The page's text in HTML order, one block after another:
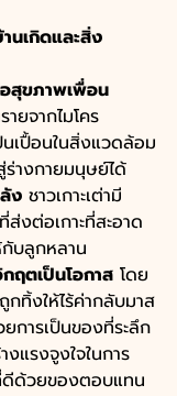
นเกิดและสิ่ง
สุขภาพเพื่อน
ยจากไมโคร
เปื้อนในสิ่งแวดล้อม
ร่างกายมนุษย์ได้
ง ชาวเกาะเต่ามี
งต่อเกาะที่สะอาด
บลูกหลาน
ฤตเป็นโอกาส โดย
กทิ้งให้ไร้ค่ากลับมาส
การเป็นของที่ระลึก
แรงจูงใจในการ
ดีด้วยของตอบแทน